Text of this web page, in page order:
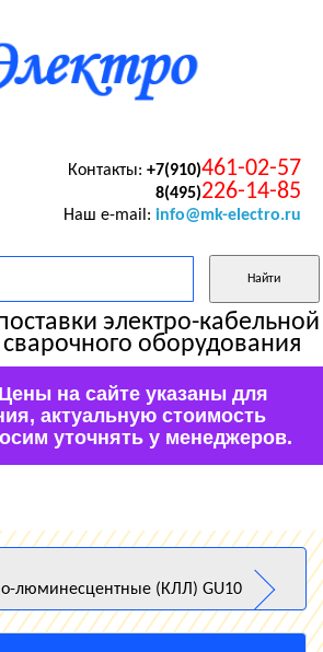
Контакты: +7(910)461-02-57
8(495)226-14-85
Наш e-mail: info@mk-electro.ru
электро-кабельной
оборудования
на сайте указаны для
актуальную стоимость
уточнять у менеджеров.
люминесцентные (КЛЛ) GU10